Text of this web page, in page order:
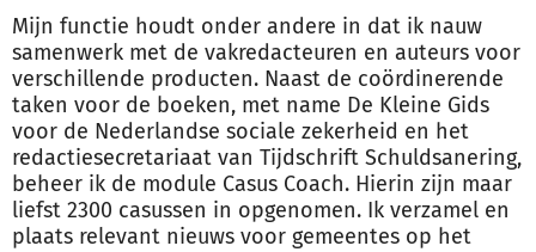
Mijn functie houdt onder andere in dat ik nauw
samenwerk met de vakredacteuren en auteurs voor
verschillende producten. Naast de coördinerende
taken voor de boeken, met name De Kleine Gids
voor de Nederlandse sociale zekerheid en het
redactiesecretariaat van Tijdschrift Schuldsanering,
beheer ik de module Casus Coach. Hierin zijn maar
liefst 2300 casussen in opgenomen. Ik verzamel en
plaats relevant nieuws voor gemeentes op het